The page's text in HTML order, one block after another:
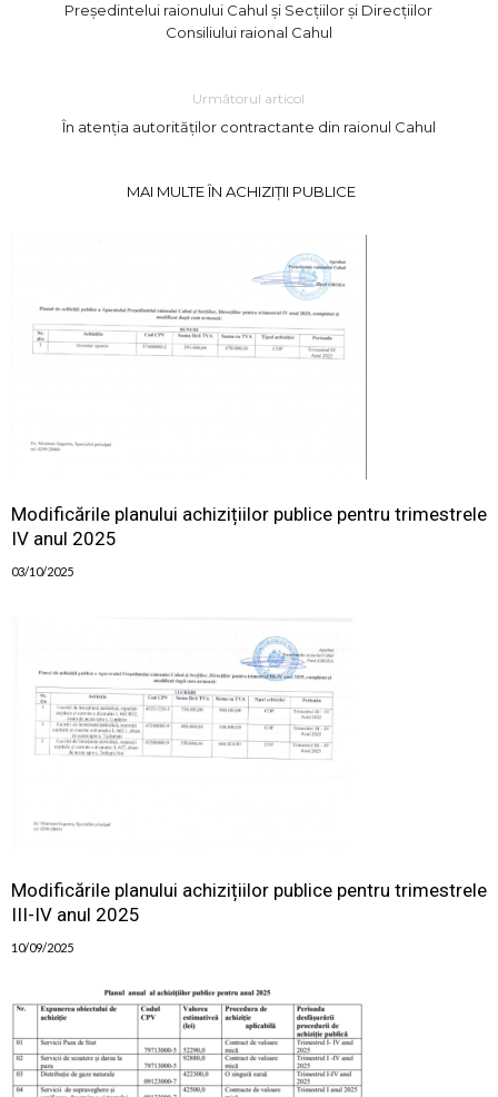
Preşedintelui raionului Cahul şi Secţiilor şi Direcţiilor
Consiliului raional Cahul
Următorul articol
În atenția autorităților contractante din raionul Cahul
MAI MULTE ÎN ACHIZIȚII PUBLICE
Modificările planului achizițiilor publice pentru trimestrele
IV anul 2025
03/10/2025
Modificările planului achizițiilor publice pentru trimestrele
III-IV anul 2025
10/09/2025